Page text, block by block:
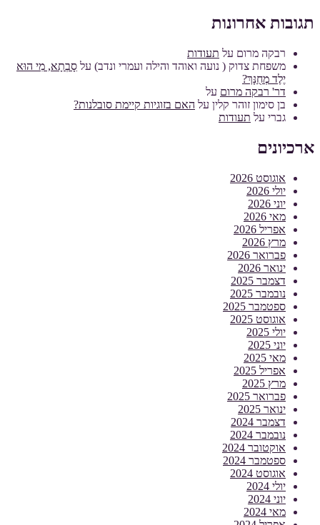
תגובות אחרונות
רבקה מרום על תעודות
משפחת צדוק ( נועה ואוהד והילה ועמרי ונדב) על סָבְתָא, מִי הוּא
יֶלֶד מְחֻנָּךְ?
דר' רבקה מרום על
בן סימון זוהר קלין על האם בזוגיות קיימת סובלנות?
גברי על תעודות
ארכיונים
אוגוסט 2026
יולי 2026
יוני 2026
מאי 2026
אפריל 2026
מרץ 2026
פברואר 2026
ינואר 2026
דצמבר 2025
נובמבר 2025
ספטמבר 2025
אוגוסט 2025
יולי 2025
יוני 2025
מאי 2025
אפריל 2025
מרץ 2025
פברואר 2025
ינואר 2025
דצמבר 2024
נובמבר 2024
אוקטובר 2024
ספטמבר 2024
אוגוסט 2024
יולי 2024
יוני 2024
מאי 2024